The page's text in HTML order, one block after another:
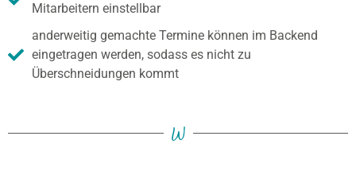
Mitarbeitern einstellbar
anderweitig gemachte Termine können im Backend
eingetragen werden, sodass es nicht zu
Überschneidungen kommt
W